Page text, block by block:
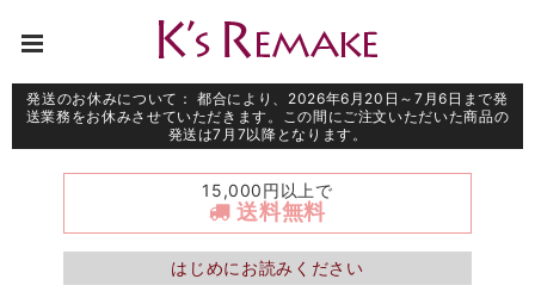
発送のお休みについて： 都合により、2026年6月20日～7月6日まで発
送業務をお休みさせていただきます。この間にご注文いただいた商品の
発送は7月7以降となります。
15,000円以上で
送料無料
はじめにお読みください